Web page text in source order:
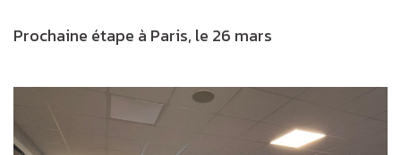
Prochaine étape à Paris, le 26 mars